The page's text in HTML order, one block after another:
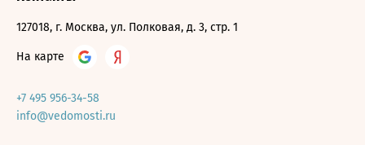
127018, г. Москва, ул. Полковая, д. 3, стр. 1
На карте
+7 495 956-34-58
info@vedomosti.ru